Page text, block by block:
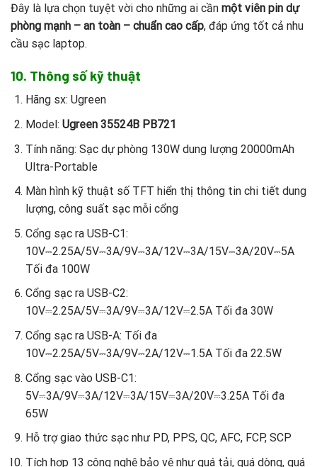
Đây là lựa chọn tuyệt vời cho những ai cần một viên pin dự
phòng mạnh – an toàn – chuẩn cao cấp, đáp ứng tốt cả nhu
cầu sạc laptop.
10. Thông số kỹ thuật
Hãng sx: Ugreen
Model: Ugreen 35524B PB721
Tính năng: Sạc dự phòng 130W dung lượng 20000mAh
Ultra-Portable
Màn hình kỹ thuật số TFT hiển thị thông tin chi tiết dung
lượng, công suất sạc mỗi cổng
Cổng sạc ra USB-C1:
10V⎓2.25A/5V⎓3A/9V⎓3A/12V⎓3A/15V⎓3A/20V⎓5A
Tối đa 100W
Cổng sạc ra USB-C2:
10V⎓2.25A/5V⎓3A/9V⎓3A/12V⎓2.5A Tối đa 30W
Cổng sạc ra USB-A: Tối đa
10V⎓2.25A/5V⎓3A/9V⎓2A/12V⎓1.5A Tối đa 22.5W
Cổng sạc vào USB-C1:
5V⎓3A/9V⎓3A/12V⎓3A/15V⎓3A/20V⎓3.25A Tối đa
65W
Hỗ trợ giao thức sạc như PD, PPS, QC, AFC, FCP, SCP
Tích hợp 13 công nghệ bảo vệ như quá tải, quá dòng, quá